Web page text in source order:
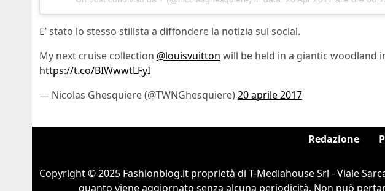
E’ stato lo stesso stilista a diffondere la notizia sui social.
My next cruise collection @louisvuitton will be held in a giantic woodland
https://t.co/BIWwwtLFyI
— Nicolas Ghesquiere (@TWNGhesquiere)20 aprile 2017
Redazione
Copyright © 2025 Fashionblog.it proprietà di T-Mediahouse Srl - Viale
quanto viene aggiornato senza alcuna periodicità. Non può